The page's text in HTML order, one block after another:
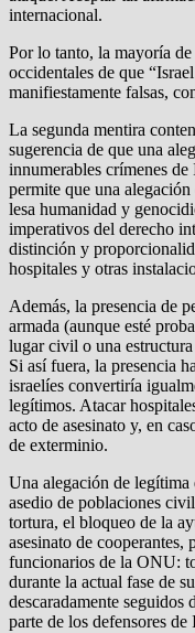
internacional.
Por lo tanto, la mayoría
occidentales de que
manifiestamente falsas,
La segunda mentira
sugerencia de que una
innumerables crímenes
permite que una
lesa humanidad y
imperativos del derecho
distinción y
hospitales y otras
Además, la presencia de
armada (aunque esté
lugar civil o una
Si así fuera, la presencia
israelíes convertiría
legítimos. Atacar
acto de asesinato y, en
de exterminio.
Una alegación de
asedio de poblaciones
tortura, el bloqueo de la
asesinato de cooperantes,
funcionarios de la ONU:
durante la actual fase de
descaradamente seguidos
parte de los defensores de